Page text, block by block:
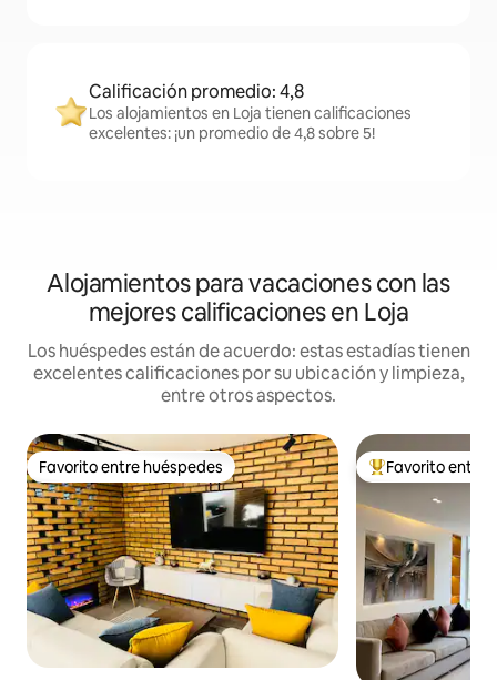
Calificación promedio: 4,8
Los alojamientos en Loja tienen calificaciones
excelentes: ¡un promedio de 4,8 sobre 5!
Alojamientos para vacaciones con las
mejores calificaciones en Loja
Los huéspedes están de acuerdo: estas estadías tienen
excelentes calificaciones por su ubicación y limpieza,
entre otros aspectos.
Favorito entre huéspedes
Favorito entre huéspedes Favorito entre
Favorito entre